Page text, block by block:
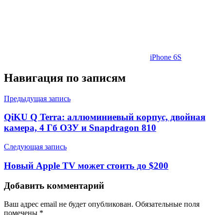
iPhone 6S
Навигация по записям
Предыдущая запись
QiKU Q Terra: аллюминиевый корпус, двойная
камера, 4 Гб ОЗУ и Snapdragon 810
Следующая запись
Новый Apple TV может стоить до $200
Добавить комментарий
Ваш адрес email не будет опубликован. Обязательные поля
помечены *